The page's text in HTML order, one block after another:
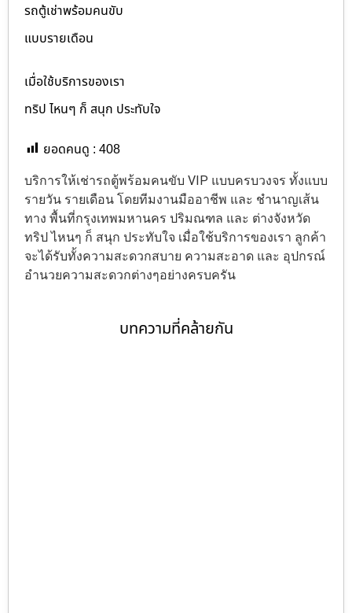
รถตู้เช่าพร้อมคนขับ
แบบรายเดือน
เมื่อใช้บริการของเรา
ทริป ไหนๆ ก็ สนุก ประทับใจ
ยอดคนดู : 408
บริการให้เช่ารถตู้พร้อมคนขับ VIP แบบครบวงจร ทั้งแบบ
รายวัน รายเดือน โดยทีมงานมืออาชีพ และ ชำนาญเส้น
ทาง พื้นที่กรุงเทพมหานคร ปริมณฑล และ ต่างจังหวัด
ทริป ไหนๆ ก็ สนุก ประทับใจ เมื่อใช้บริการของเรา ลูกค้า
จะได้รับทั้งความสะดวกสบาย ความสะอาด และ อุปกรณ์
อำนวยความสะดวกต่างๆอย่างครบครัน
บทความที่คล้ายกัน